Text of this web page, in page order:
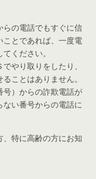
らの電話でもすぐに信
ことであれば、一度電
ください。
やり取りをしたり、
ことはありません。
号）からの詐欺電話が
い番号からの電話に
、特に高齢の方にお知